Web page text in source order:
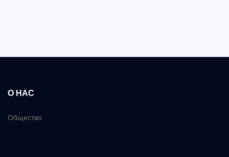
О НАС
Общество